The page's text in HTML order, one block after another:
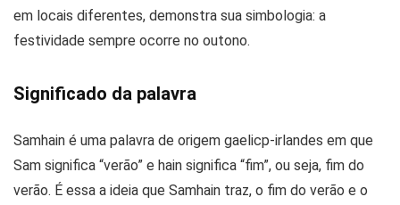
em locais diferentes, demonstra sua simbologia: a
festividade sempre ocorre no outono.
Significado da palavra
Samhain é uma palavra de origem gaelicp-irlandes em que
Sam significa “verão” e hain significa “fim”, ou seja, fim do
verão. É essa a ideia que Samhain traz, o fim do verão e o